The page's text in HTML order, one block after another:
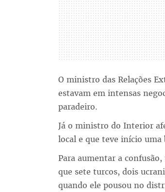
O ministro das Relações
estavam em intensas
paradeiro.
Já o ministro do Interior
local e que teve início uma
Para aumentar a
que sete turcos, dois
quando ele pousou no